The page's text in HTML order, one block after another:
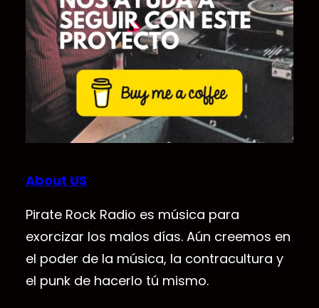
About US
Pirate Rock Radio es música para
exorcizar los malos días. Aún creemos en
el poder de la música, la contracultura y
el punk de hacerlo tú mismo.